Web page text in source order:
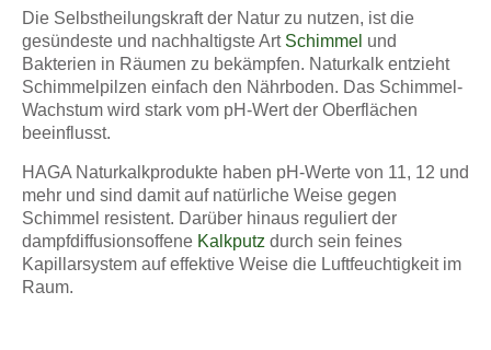
Die Selbstheilungskraft der Natur zu nutzen, ist die
gesündeste und nachhaltigste Art Schimmel und
Bakterien in Räumen zu bekämpfen. Naturkalk entzieht
Schimmelpilzen einfach den Nährboden. Das Schimmel-
Wachstum wird stark vom pH-Wert der Oberflächen
beeinflusst.
HAGA Naturkalkprodukte haben pH-Werte von 11, 12 und
mehr und sind damit auf natürliche Weise gegen
Schimmel resistent. Darüber hinaus reguliert der
dampfdiffusionsoffene Kalkputz durch sein feines
Kapillarsystem auf effektive Weise die Luftfeuchtigkeit im
Raum.